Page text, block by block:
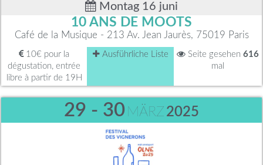
Montag 16 juni
10 ANS DE MOOTS
Café de la Musique - 213 Av. Jean Jaurès, 75019 Paris
10€ pour la
dégustation, entrée
libre à partir de 19H
Ausführliche Liste Seite gesehen 616
mal
29 - 30 MÄRZ 2025